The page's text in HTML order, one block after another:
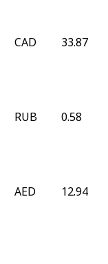
CAD 33.87
RUB 0.58
AED 12.94